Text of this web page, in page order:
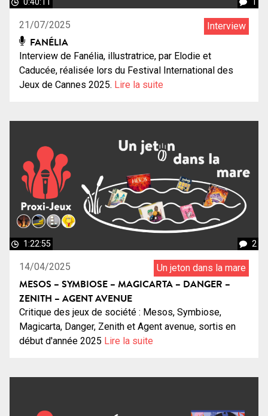
0:40:11 1
21/07/2025 Interview
FANÉLIA
Interview de Fanélia, illustratrice, par Elodie et
Caducée, réalisée lors du Festival International des
Jeux de Cannes 2025. Lire la suite
1:22:55 2
14/04/2025 Un jeton dans la mare
MESOS – SYMBIOSE – MAGICARTA – DANGER –
ZENITH – AGENT AVENUE
Critique des jeux de société : Mesos, Symbiose,
Magicarta, Danger, Zenith et Agent avenue, sortis en
début d'année 2025 Lire la suite